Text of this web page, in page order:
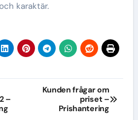
karaktär.
–
Kunden frågar om
priset –
Prishantering